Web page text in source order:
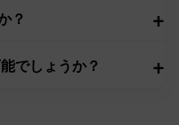
？ +
でしょうか？ +